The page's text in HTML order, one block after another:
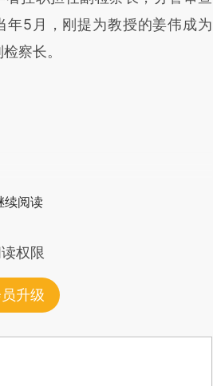
年5月，刚提为教授的姜伟成为
察长。
续阅读
权限
升级